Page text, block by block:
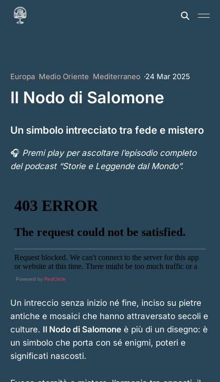
Europa Medio Oriente Mediterraneo 24 Mar 2025
Il Nodo di Salomone
Un simbolo intrecciato tra fede e mistero
🎧 Premi play per ascoltare l’episodio completo
del podcast “Storie e Leggende dal Mondo”.
Powered by RedCircle
Un intreccio senza inizio né fine, inciso su pietre
antiche e mosaici che hanno attraversato secoli e
culture. Il Nodo di Salomoneè più di un disegno: è
un simbolo che porta con sé enigmi, poteri e
significati nascosti.